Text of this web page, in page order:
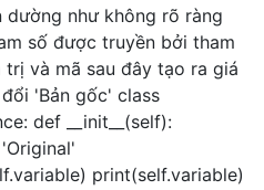
dường như không rõ ràng
số được truyền bởi tham
trị và mã sau đây tạo ra giá
'Bản gốc' class
def __init__(self):
print(self.variable)